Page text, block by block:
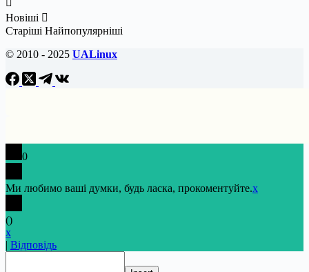
Новіші
Старіші Найпопулярніші
© 2010 - 2025 UALinux
0
Ми любимо ваші думки, будь ласка, прокоментуйте.x
()
x
| Відповідь